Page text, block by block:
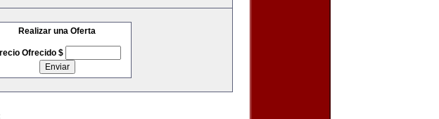
Realizar una Oferta
Ofrecido $